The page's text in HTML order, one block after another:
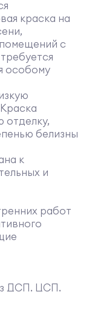
краска на
с
особому
отделку,
белизны
к
и
работ
ДСП, ЦСП,